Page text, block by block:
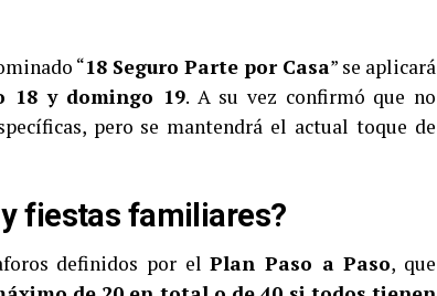
“18 Seguro Parte por Casa” se aplicará
18 y domingo 19. A su vez confirmó que no
pero se mantendrá el actual toque de
fiestas familiares?
definidos por elPlan Paso a Paso, que